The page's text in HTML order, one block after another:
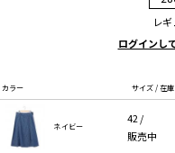
レ
ログインし
カラー サイズ / 在庫
ネイビー
42 /
販売中